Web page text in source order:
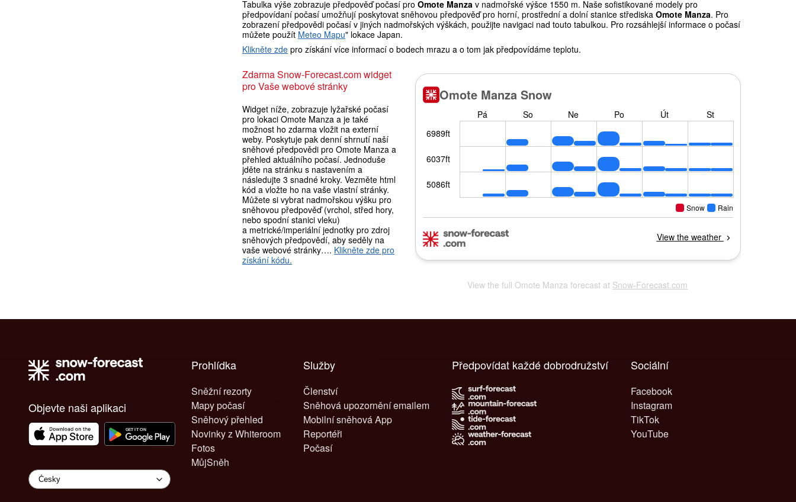
Tabulka výše zobrazuje předpověď počasí pro Omote Manza v nadmořské výšce 1550 m. Naše sofistikované modely pro
předpovídaní počasí umožňují poskytovat sněhovou předpověď pro horní, prostřední a dolní stanice střediska Omote Manza. Pro
zobrazení předpovědi počasí v jiných nadmořských výškách, použijte navigaci nad touto tabulkou. Pro rozsáhlejší informace o počasí
můžete použít Meteo Mapu" lokace Japan.
Klikněte zde pro získání více informací o bodech mrazu a o tom jak předpovídáme teplotu.
Zdarma Snow-Forecast.com widget
pro Vaše webové stránky
Widget níže, zobrazuje lyžařské počasí
pro lokaci Omote Manza a je také
možnost ho zdarma vložit na externí
weby. Poskytuje pak denní shrnutí naší
sněhové předpovědi pro Omote Manza a
přehled aktuálního počasí. Jednoduše
jděte na stránku s nastavením a
následujte 3 snadné kroky. Vezměte html
kód a vložte ho na vaše vlastní stránky.
Můžete si vybrat nadmořskou výšku pro
sněhovou předpověď (vrchol, střed hory,
nebo spodní stanici vleku)
a metrické/imperiální jednotky pro zdroj
sněhových předpovědí, aby seděly na
vaše webové stránky…. Klikněte zde pro
získání kódu.
View the full Omote Manza forecast at Snow-Forecast.com
Objevte naši aplikaci
Prohlídka
Sněžní rezorty
Mapy počasí
Sněhový přehled
Novinky z Whiteroom
Fotos
MůjSněh
Služby
Členství
Sněhová upozornění emailem
Mobilní sněhová App
Reportéři
Počasí
Sociální
Facebook
Instagram
TikTok
YouTube
Předpovídat každé dobrodružství